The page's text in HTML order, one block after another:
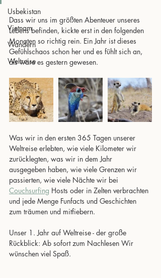
Usbekistan
Vietnam
Wandern
Weltreise
Dass wir uns im größten Abenteuer unseres
Lebens befinden, kickte erst in den folgenden
Monaten so richtig rein. Ein Jahr ist dieses
Gefühlschaos schon her und es fühlt sich an,
als wäre es gestern gewesen.
Was wir in den ersten 365 Tagen unserer
Weltreise erlebten, wie viele Kilometer wir
zurücklegten, was wir in dem Jahr
ausgegeben haben, wie viele Grenzen wir
passierten, wie viele Nächte wir bei
Couchsurfing Hosts oder in Zelten verbrachten
und jede Menge Funfacts und Geschichten
zum träumen und mitfiebern.
Unser 1. Jahr auf Weltreise - der große
Rückblick: Ab sofort zum Nachlesen Wir
wünschen viel Spaß.